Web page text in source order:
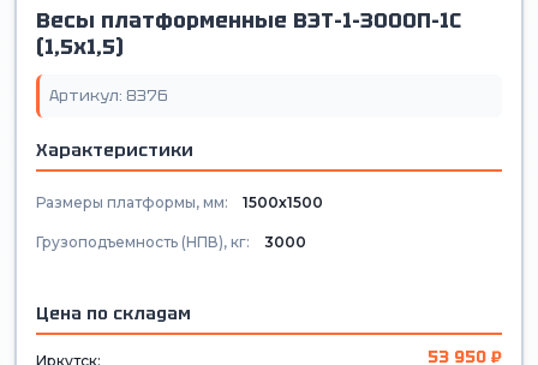
Весы платформенные ВЭТ-1-3000П-1С
(1,5х1,5)
Артикул: 8376
Характеристики
Размеры платформы, мм: 1500х1500
Грузоподъемность (НПВ), кг: 3000
Цена по складам
Иркутск: 53 950 ₽